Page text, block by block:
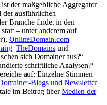
der maßgebliche Aggregator
ausführlichen
Branche findet in den
– unter anderem auf
OnlineDomain.com
, TheDomains und
sich Domainer aus?“
schriftliche Analysen?“
auf: Einzelne Stimmen
Blogs und Newsletter
im Beitrag überMedien der